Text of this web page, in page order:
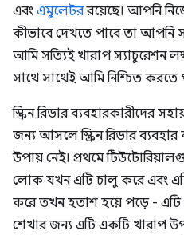
এবং এমুলেটররয়েছে। আপনি
কীভাবে দেখতে পাবে তা আপনি
আমি সত্যিই খারাপ স্যাচুরেশন
সাথে সাথেই আমি নিশ্চিত করতে
স্ক্রিন রিডার ব্যবহারকারীদের
জন্য আসলে স্ক্রিন রিডার
উপায় নেই। প্রথমে
লোক যখন এটি চালু করে এবং
করে তখন হতাশ হয়ে পড়ে - এটি
শেখার জন্য এটি একটি খারাপ